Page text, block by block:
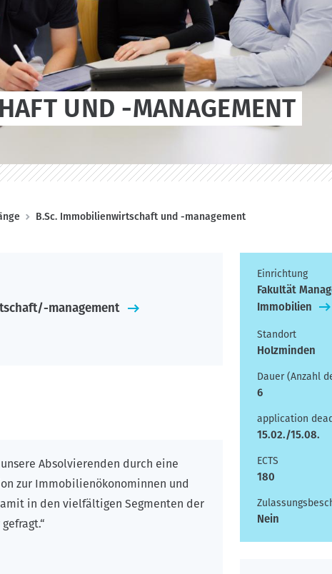
UND -MANAGEMENT
B.Sc. Immobilienwirtschaft und -management
management
Absolvierenden durch eine
zur Immobilienökonominnen und
in den vielfältigen Segmenten der
Einrichtung
Fakultät
Immobilien
Standort
Holzminden
Dauer (Anzahl
6
application
15.02./15.08.
ECTS
180
Nein